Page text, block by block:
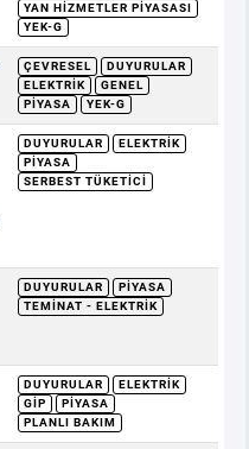
YAN HIZMETLER PIYASASI
YEK-G
ÇEVRESEL
DUYURULAR
ELEKTRIK
GENEL
PIYASA
YEK-G
DUYURULAR
ELEKTRIK
PIYASA
SERBEST TÜKETICI
DUYURULAR
PIYASA
TEMINAT - ELEKTRIK
DUYURULAR
ELEKTRIK
GİP
PIYASA
PLANLI BAKIM